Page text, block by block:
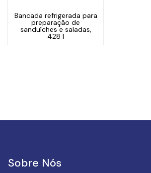
Bancada refrigerada para
preparação de
sanduíches e saladas,
428 l
Sobre Nós